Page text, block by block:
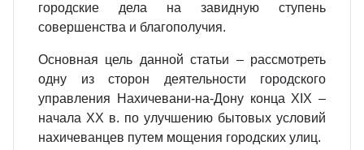
городские дела на завидную ступень
совершенства и благополучия.
Основная цель данной статьи – рассмотреть
одну из сторон деятельности городского
управления Нахичевани-на-Дону конца XIX –
начала XX в. по улучшению бытовых условий
нахичеванцев путем мощения городских улиц.